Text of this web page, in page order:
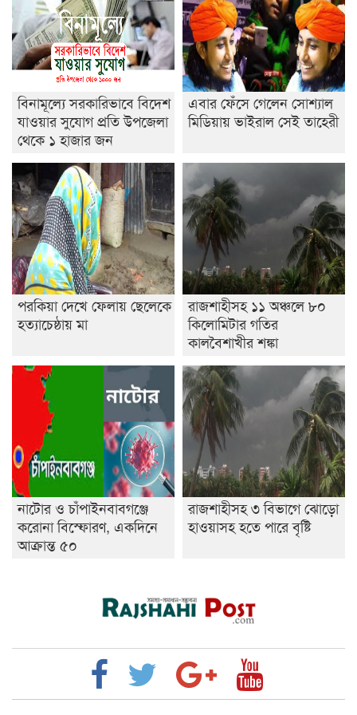
শেষ সময়ে ভোট কারচুরি অভিযোগ আবিদের
বিনামূল্যে সরকারিভাবে বিদেশ
যাওয়ার সুযোগ প্রতি উপজেলা
থেকে ১ হাজার জন
এবার ফেঁসে গেলেন সোশ্যাল
মিডিয়ায় ভাইরাল সেই তাহেরী
পরকিয়া দেখে ফেলায় ছেলেকে
হত্যাচেষ্ঠায় মা
রাজশাহীসহ ১১ অঞ্চলে ৮০
কিলোমিটার গতির
কালবৈশাখীর শঙ্কা
নাটোর ও চাঁপাইনবাবগঞ্জে
করোনা বিস্ফোরণ, একদিনে
আক্রান্ত ৫০
রাজশাহীসহ ৩ বিভাগে ঝোড়ো
হাওয়াসহ হতে পারে বৃষ্টি